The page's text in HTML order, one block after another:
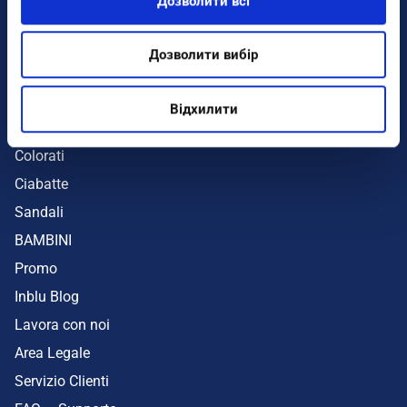
Дозволити вибір
Відхилити
UOMO
Colorati
Ciabatte
Sandali
BAMBINI
Promo
Inblu Blog
Lavora con noi
Area Legale
Servizio Clienti